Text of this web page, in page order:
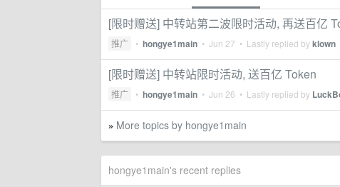
[限时赠送] 中转站第二波限时活动, 再送百亿
推广 • hongye1main • Jun 27 • Lastly replied byklown
[限时赠送] 中转站限时活动, 送百亿 Token
推广 • hongye1main • Jun 26 • Lastly replied by
» More topics by hongye1main
hongye1main's recent replies